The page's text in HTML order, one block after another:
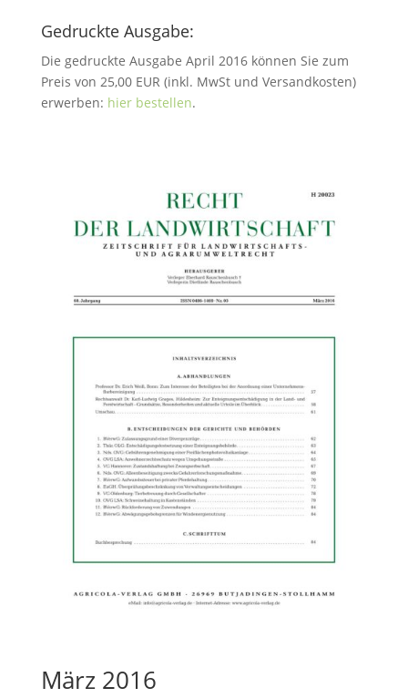
Gedruckte Ausgabe:
Die gedruckte Ausgabe April 2016 können Sie zum
Preis von 25,00 EUR (inkl. MwSt und Versandkosten)
erwerben: hier bestellen.
März 2016